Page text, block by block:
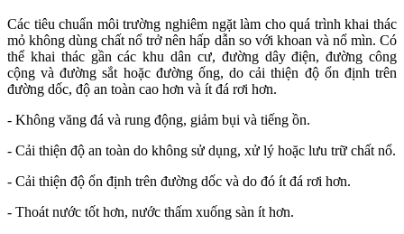
Các tiêu chuẩn môi trường nghiêm ngặt làm cho quá trình khai thác
mỏ không dùng chất nổ trở nên hấp dẫn so với khoan và nổ mìn. Có
thể khai thác gần các khu dân cư, đường dây điện, đường công
cộng và đường sắt hoặc đường ống, do cải thiện độ ổn định trên
đường dốc, độ an toàn cao hơn và ít đá rơi hơn.
- Không văng đá và rung động, giảm bụi và tiếng ồn.
- Cải thiện độ an toàn do không sử dụng, xử lý hoặc lưu trữ chất nổ.
- Cải thiện độ ổn định trên đường dốc và do đó ít đá rơi hơn.
- Thoát nước tốt hơn, nước thấm xuống sàn ít hơn.